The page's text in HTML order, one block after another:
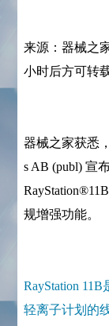
来源：器械之
小时后方可转载
器械之家获悉
s AB (publ) 宣
规增强功能。
RayStation
轻离子计划的